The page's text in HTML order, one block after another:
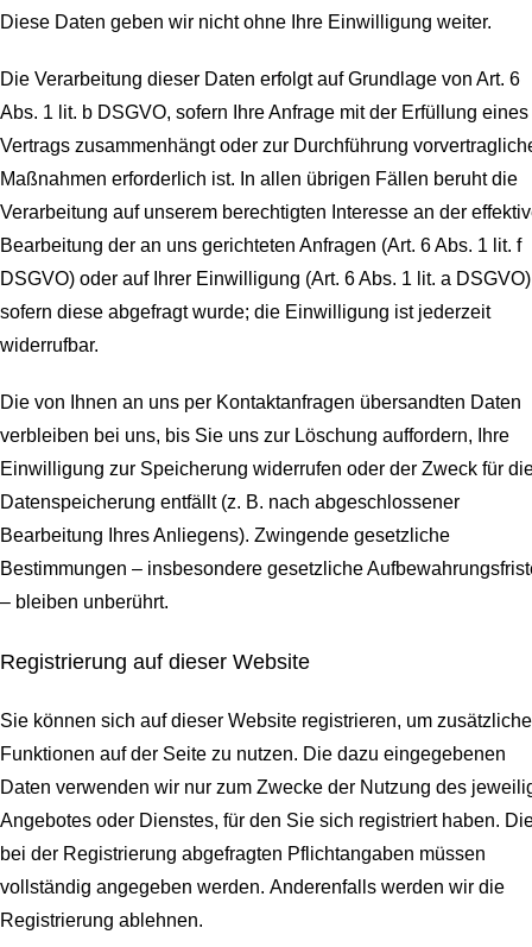
Diese Daten geben wir nicht ohne Ihre Einwilligung weiter.
Die Verarbeitung dieser Daten erfolgt auf Grundlage von Art. 6
Abs. 1 lit. b DSGVO, sofern Ihre Anfrage mit der Erfüllung eines
Vertrags zusammenhängt oder zur Durchführung
Maßnahmen erforderlich ist. In allen übrigen Fällen beruht die
Verarbeitung auf unserem berechtigten Interesse an der
Bearbeitung der an uns gerichteten Anfragen (Art. 6 Abs. 1 lit. f
DSGVO) oder auf Ihrer Einwilligung (Art. 6 Abs. 1 lit. a DSGVO)
sofern diese abgefragt wurde; die Einwilligung ist jederzeit
widerrufbar.
Die von Ihnen an uns per Kontaktanfragen übersandten Daten
verbleiben bei uns, bis Sie uns zur Löschung auffordern, Ihre
Einwilligung zur Speicherung widerrufen oder der Zweck für
Datenspeicherung entfällt (z. B. nach abgeschlossener
Bearbeitung Ihres Anliegens). Zwingende gesetzliche
Bestimmungen – insbesondere gesetzliche
– bleiben unberührt.
Registrierung auf dieser Website
Sie können sich auf dieser Website registrieren, um zusätzliche
Funktionen auf der Seite zu nutzen. Die dazu eingegebenen
Daten verwenden wir nur zum Zwecke der Nutzung des
Angebotes oder Dienstes, für den Sie sich registriert haben.
bei der Registrierung abgefragten Pflichtangaben müssen
vollständig angegeben werden. Anderenfalls werden wir die
Registrierung ablehnen.